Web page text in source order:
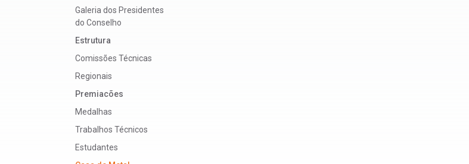
Galeria dos Presidentes
do Conselho
Estrutura
Comissões Técnicas
Regionais
Premiacões
Medalhas
Trabalhos Técnicos
Estudantes